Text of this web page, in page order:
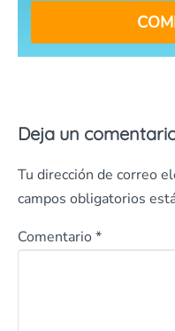
Deja un
Tu dirección de correo
campos obligatorios
Comentario *